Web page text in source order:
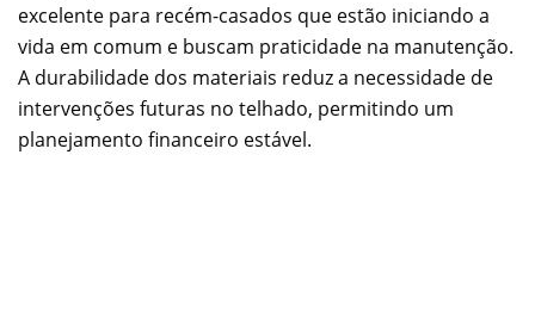
excelente para recém-casados que estão iniciando a
vida em comum e buscam praticidade na manutenção.
A durabilidade dos materiais reduz a necessidade de
intervenções futuras no telhado, permitindo um
planejamento financeiro estável.